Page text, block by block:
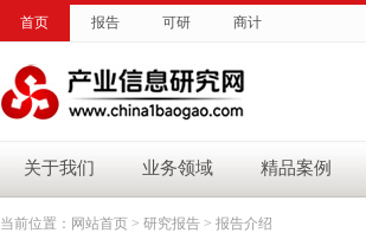
首页 报告 可研 商计
关于我们 业务领域 精品案例
当前位置： 网站首页 > 研究报告 > 报告介绍